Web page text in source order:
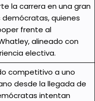
la carrera en una gran
quienes
frente al
alineado con
electiva.
competitivo a uno
desde la llegada de
intentan